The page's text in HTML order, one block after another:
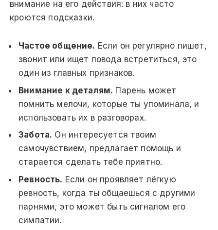
внимание на его действия: в них часто
кроются подсказки.
Частое общение. Если он регулярно пишет,
звонит или ищет повода встретиться, это
один из главных признаков.
Внимание к деталям. Парень может
помнить мелочи, которые ты упоминала, и
использовать их в разговорах.
Забота. Он интересуется твоим
самочувствием, предлагает помощь и
старается сделать тебе приятно.
Ревность. Если он проявляет лёгкую
ревность, когда ты общаешься с другими
парнями, это может быть сигналом его
симпатии.